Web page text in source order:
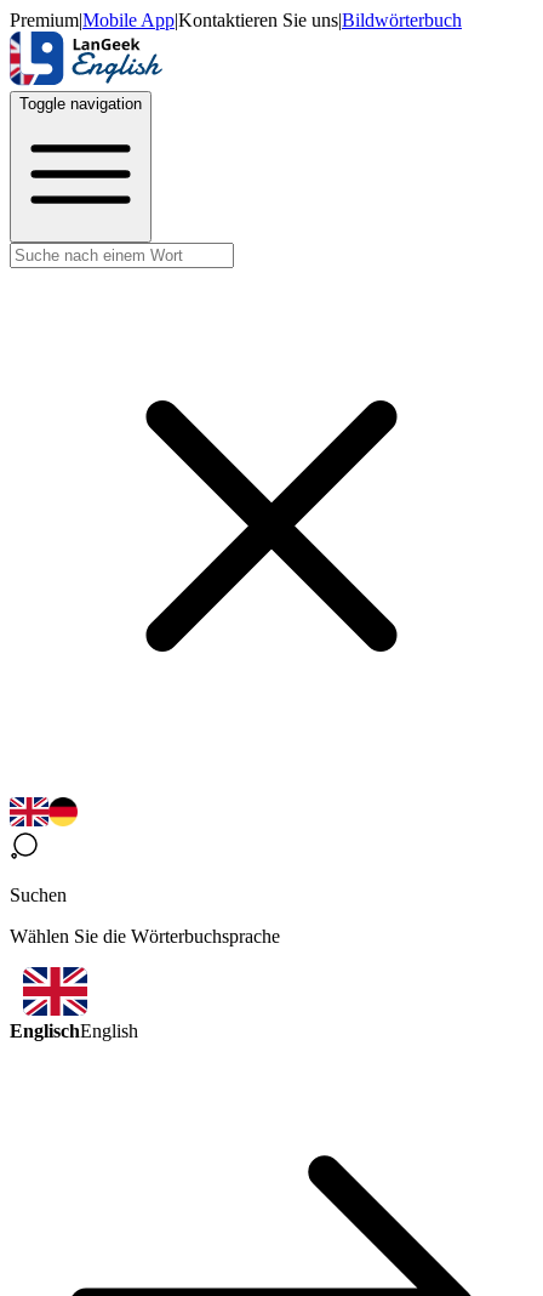
Premium|Mobile App|Kontaktieren Sie uns|Bildwörterbuch
Toggle navigation
Suchen
Wählen Sie die Wörterbuchsprache
EnglischEnglish